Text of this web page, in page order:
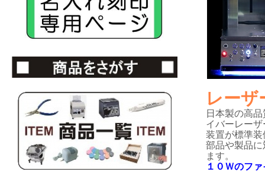
レー
日本製の高
イバーレー
装置が標準
部品や製品
ます。
１０Ｗのフ